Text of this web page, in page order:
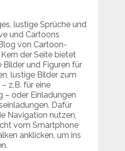
lustige Sprüche und
und Cartoons
von Cartoon-
der Seite bietet
Bilder und Figuren für
lustige Bilder zum
z.B. für eine
– oder Einladungen
Dafür
Navigation nutzen,
vom Smartphone
anklicken, um ins